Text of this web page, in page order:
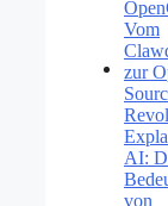
Vom
zur
AI:
von